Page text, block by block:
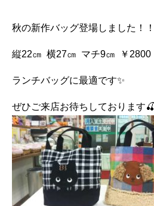
秋の新作バッグ登場しました！！
縦22㎝ 横27㎝ マチ9㎝ ￥2800
ランチバッグに最適です✨
ぜひご来店お待ちしております🍒